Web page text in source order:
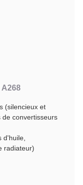
(silencieux et
convertisseurs
d'huile,
radiateur)